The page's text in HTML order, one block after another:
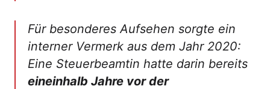
Für besonderes Aufsehen sorgte ein
interner Vermerk aus dem Jahr 2020:
Eine Steuerbeamtin hatte darin bereits
eineinhalb Jahre vor der